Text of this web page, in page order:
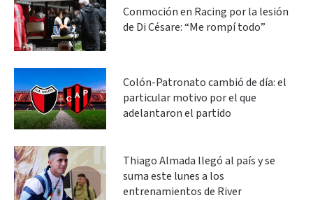
Conmoción en Racing por la lesión
de Di Césare: “Me rompí todo”
Colón-Patronato cambió de día: el
particular motivo por el que
adelantaron el partido
Thiago Almada llegó al país y se
suma este lunes a los
entrenamientos de River